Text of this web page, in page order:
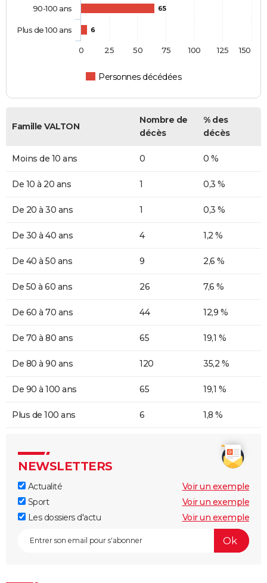
65
6
Personnes décédées
90-100 ans
Plus de 100 ans
0 25 50 75 100 125 150
Famille VALTON
Nombre de
décès
% des
décès
Moins de 10 ans 0 0 %
De 10 à 20 ans 1 0,3 %
De 20 à 30 ans 1 0,3 %
De 30 à 40 ans 4 1,2 %
De 40 à 50 ans 9 2,6 %
De 50 à 60 ans 26 7,6 %
De 60 à 70 ans 44 12,9 %
De 70 à 80 ans 65 19,1 %
De 80 à 90 ans 120 35,2 %
De 90 à 100 ans 65 19,1 %
Plus de 100 ans 6 1,8 %
NEWSLETTERS
Actualité
Voir un exemple
Sport
Voir un exemple
Les dossiers d'actu
Voir un exemple